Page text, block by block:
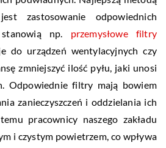
zastosowanie odpowiednich
np. przemysłowe filtry
do urządzeń wentylacyjnych czy
zmniejszyć ilość pyłu, jaki unosi
Odpowiednie filtry mają bowiem
zanieczyszczeń i oddzielania ich
pracownicy naszego zakładu
i czystym powietrzem, co wpływa